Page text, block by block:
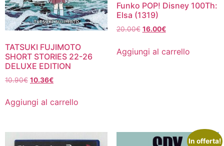
TATSUKI FUJIMOTO
SHORT STORIES 22-26
DELUXE EDITION
10.90€ Il
originale
era:
10.36€Il
attuale
Aggiungi al carrello
Funko POP! Disney 100Th:
Elsa (1319)
20.00€ Il
originale
era:
16.00€Il
attuale
Aggiungi al carrello
In offerta!